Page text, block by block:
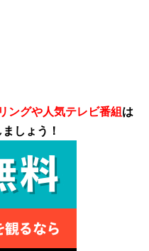
ングや人気テレビ番組 は
しょう！